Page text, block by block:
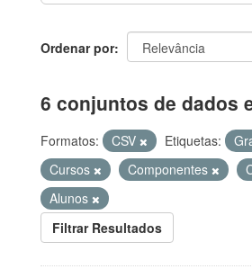
Ordenar por
6 conjuntos de dados
Formatos: CSV Etiquetas:
Cursos
Componentes
Alunos
Filtrar Resultados